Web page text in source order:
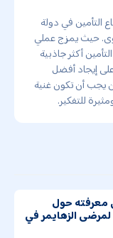
قطاع التأمين في دولة
حيث يمزج عملي
أكثر جاذبية
على إيجاد أفضل
يجب أن تكون غنية
للتفكير.
معرفته حول
الزهايمر في